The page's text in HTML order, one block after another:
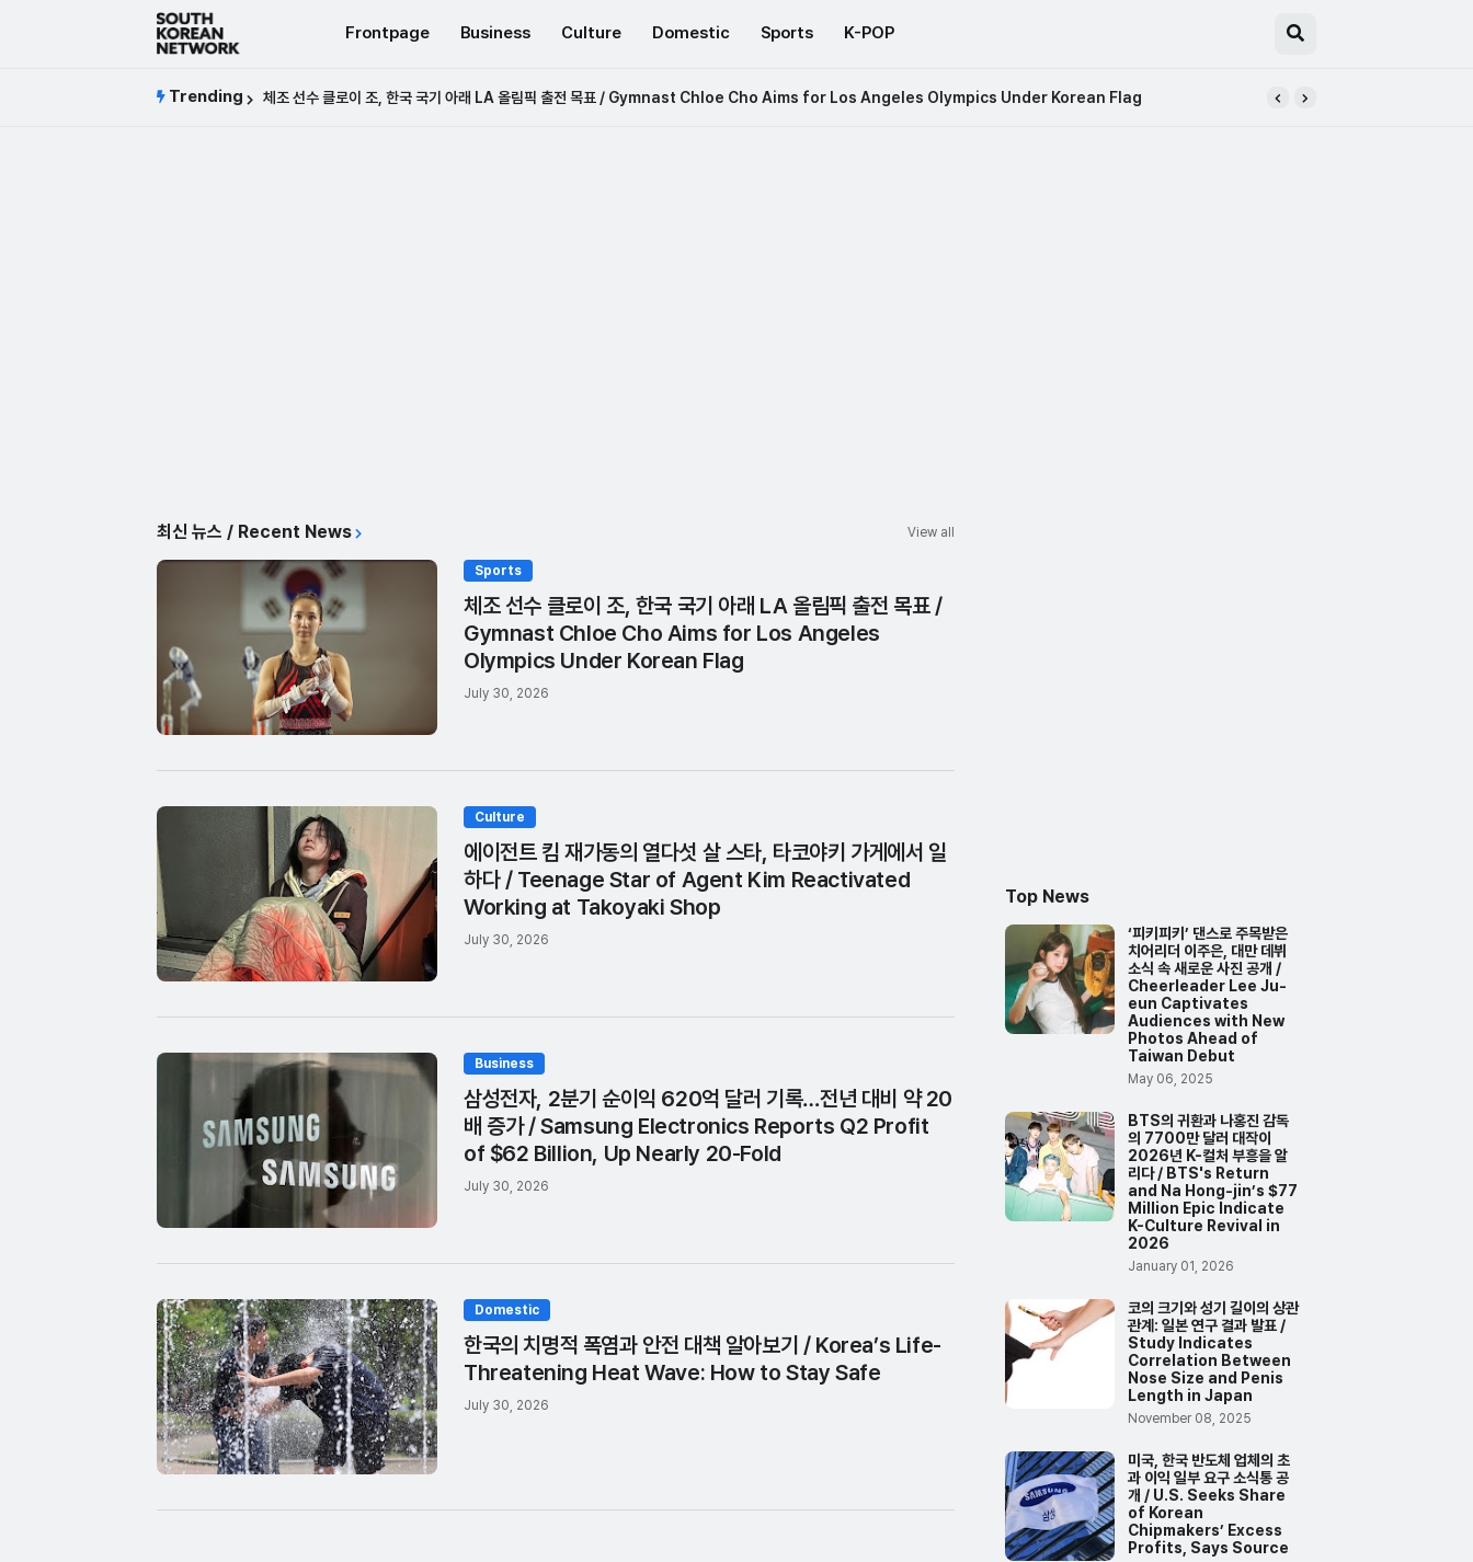
Frontpage Business Culture Domestic Sports K-POP
Trending 체조 선수 클로이 조, 한국 국기 아래 LA 올림픽 출전 목표 / Gymnast Chloe Cho Aims for Los Angeles Olympics Under Korean Flag
에이전트 킴 재가동의 열다섯 살 스타, 타코야키 가게에서 일하다 / Teenage Star of Agent Kim Reactivated Working at Takoyaki Shop
최신 뉴스 / Recent News View all
Sports
체조 선수 클로이 조, 한국 국기 아래 LA 올림픽 출전 목표 /
Gymnast Chloe Cho Aims for Los Angeles
Olympics Under Korean Flag
July 30, 2026
Culture
에이전트 킴 재가동의 열다섯 살 스타, 타코야키 가게에서 일
하다 / Teenage Star of Agent Kim Reactivated
Working at Takoyaki Shop
July 30, 2026
Business
삼성전자, 2분기 순이익 620억 달러 기록…전년 대비 약 20
배 증가 / Samsung Electronics Reports Q2 Profit
of $62 Billion, Up Nearly 20-Fold
July 30, 2026
Domestic
한국의 치명적 폭염과 안전 대책 알아보기 / Korea’s Life-
Threatening Heat Wave: How to Stay Safe
July 30, 2026
Top News
‘피키피키’ 댄스로 주목받은
치어리더 이주은, 대만 데뷔
소식 속 새로운 사진 공개 /
Cheerleader Lee Ju-
eun Captivates
Audiences with New
Photos Ahead of
Taiwan Debut
May 06, 2025
BTS의 귀환과 나홍진 감독
의 7700만 달러 대작이
2026년 K-컬처 부흥을 알
리다 / BTS's Return
and Na Hong-jin’s $77
Million Epic Indicate
K-Culture Revival in
2026
January 01, 2026
코의 크기와 성기 길이의 상관
관계: 일본 연구 결과 발표 /
Study Indicates
Correlation Between
Nose Size and Penis
Length in Japan
November 08, 2025
미국, 한국 반도체 업체의 초
과 이익 일부 요구 소식통 공
개 / U.S. Seeks Share
of Korean
Chipmakers’ Excess
Profits, Says Source